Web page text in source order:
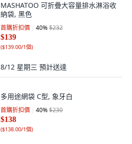
MASHATOO 可折疊大容量排水淋浴收
納袋, 黑色
首購折扣價 40%$232
$139
($139.00/1個)
8/12 星期三 預計送達
多用途網袋 C型, 象牙白
首購折扣價 40%$230
$138
($138.00/1個)